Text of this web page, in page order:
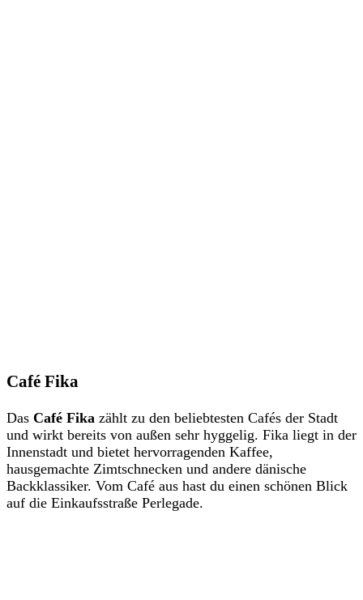
Café Fika
Das Café Fika zählt zu den beliebtesten Cafés der Stadt
und wirkt bereits von außen sehr hyggelig. Fika liegt in der
Innenstadt und bietet hervorragenden Kaffee,
hausgemachte Zimtschnecken und andere dänische
Backklassiker. Vom Café aus hast du einen schönen Blick
auf die Einkaufsstraße Perlegade.